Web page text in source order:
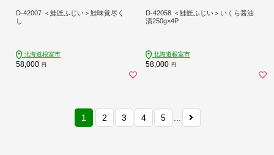
D-42007 ＜鮭匠ふじい＞鮭味覚尽く
し
北海道根室市
58,000 円
D-42058 ＜鮭匠ふじい＞いくら醤油
漬250g×4P
北海道根室市
58,000 円
1 2 3 4 5